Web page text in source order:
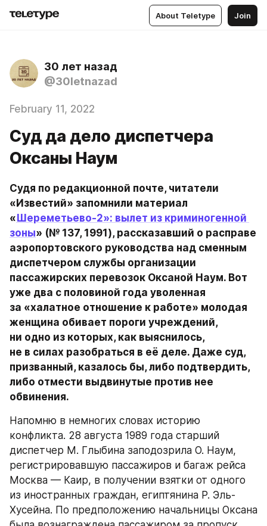
About Teletype Join
30 лет назад
@30letnazad
February 11, 2022
Суд да дело диспетчера
Оксаны Наум
Судя по редакционной почте, читатели
«Известий» запомнили материал
« Шереметьево-2»: вылет из криминогенной
зоны» (№ 137, 1991), рассказавший о расправе
аэропортовского руководства над сменным
диспетчером службы организации
пассажирских перевозок Оксаной Наум. Вот
уже два с половиной года уволенная
за «халатное отношение к работе» молодая
женщина обивает пороги учреждений,
ни одно из которых, как выяснилось,
не в силах разобраться в её деле. Даже суд,
призванный, казалось бы, либо подтвердить,
либо отмести выдвинутые против нее
обвинения.
Напомню в немногих словах историю
конфликта. 28 августа 1989 года старший
диспетчер М. Глыбина заподозрила О. Наум,
регистрировавшую пассажиров и багаж рейса
Москва — Каир, в получении взятки от одного
из иностранных граждан, египтянина Р. Эль-
Хусейна. По предположению начальницы Оксана